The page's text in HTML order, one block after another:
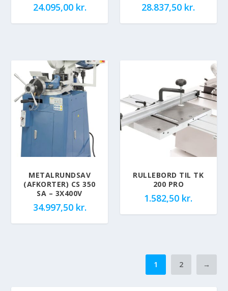
24.095,00 kr. 28.837,50 kr.
METALRUNDSAV
(AFKORTER) CS 350
SA – 3X400V
34.997,50 kr.
RULLEBORD TIL TK
200 PRO
1.582,50 kr.
1 2 →